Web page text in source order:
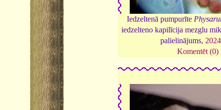
Iedzeltenā pumpurīte
iedzelteno kapilīcija mezglu
palielinājums, 2024
Komentēt (0)